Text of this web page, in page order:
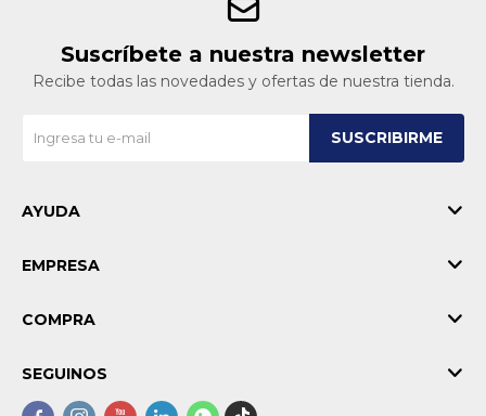
Suscríbete a nuestra newsletter
Recibe todas las novedades y ofertas de nuestra tienda.
SUSCRIBIRME
AYUDA
EMPRESA
COMPRA
SEGUINOS